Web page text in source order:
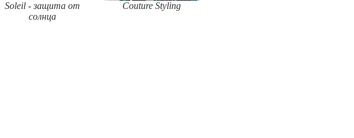
Soleil - защита от
солнца
Couture Styling